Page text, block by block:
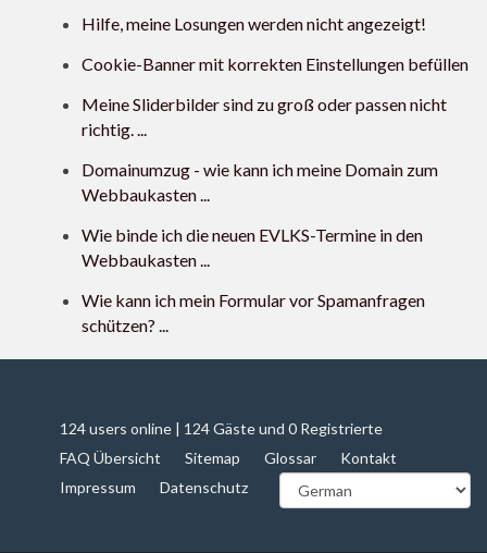
Hilfe, meine Losungen werden nicht angezeigt!
Cookie-Banner mit korrekten Einstellungen befüllen
Meine Sliderbilder sind zu groß oder passen nicht
richtig. ...
Domainumzug - wie kann ich meine Domain zum
Webbaukasten ...
Wie binde ich die neuen EVLKS-Termine in den
Webbaukasten ...
Wie kann ich mein Formular vor Spamanfragen
schützen? ...
124 users online | 124 Gäste und 0 Registrierte
FAQ Übersicht
Sitemap Glossar
Kontakt
Impressum
Datenschutz